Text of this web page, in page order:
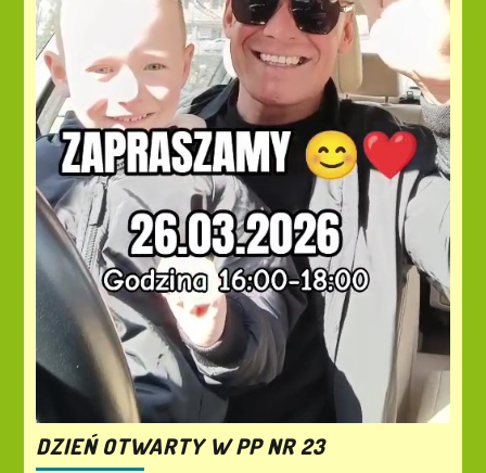
DZIEŃ OTWARTY W PP NR 23